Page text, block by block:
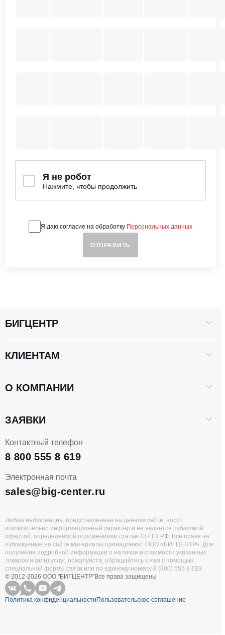
Я не робот
Нажмите, чтобы продолжить
Обновить символы
Я даю согласие на обработку Персональных данных
ОТПРАВИТЬ
Контактный телефон
8 800 555 8 619
Электронная почта
sales@big-center.ru
БИГЦЕНТР
КЛИЕНТАМ
О КОМПАНИИ
ЗАЯВКИ
Любая информация, представленная на данном сайте, носит
исключительно информационный характер и не является публичной
офертой, определяемой положениями статьи 437 ГК РФ. Все права на
публикуемые на сайте материалы принадлежат ООО «БИГЦЕНТР». Для
получения подробной информации о наличии и стоимости указанных
товаров и (или) услуг, пожалуйста, обращайтесь к нам с помощью
специальной формы связи или по единому номеру 8 (800) 555 8 619
© 2012-2026 ООО "БИГЦЕНТР"Все права защищены
Политика конфиденциальности Пользовательское соглашение